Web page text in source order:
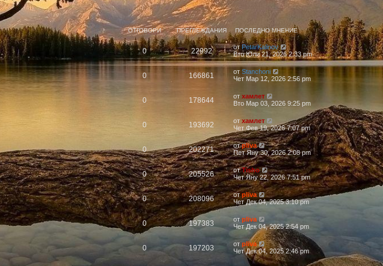
ОТГОВОРИ ПРЕГЛЕЖДАНИЯ ПОСЛЕДНО МНЕНИЕ
0 22992 отPetarKalinov
Вто Юли 21, 2026 2:33 pm
0 166861 от Stanchoni
Чет Мар 12, 2026 2:56 pm
0 178644 от хамлет
Вто Мар 03, 2026 9:25 pm
0 193692 от хамлет
Чет Фев 19, 2026 7:07 pm
0 202271 отpliva
Пет Яну 30, 2026 2:08 pm
0 205526 отTisho
Чет Яну 22, 2026 7:51 pm
0 208096 от pliva
Чет Дек 04, 2025 3:10 pm
0 197383 от pliva
Чет Дек 04, 2025 2:54 pm
0 197203 от pliva
Чет Дек 04, 2025 2:46 pm